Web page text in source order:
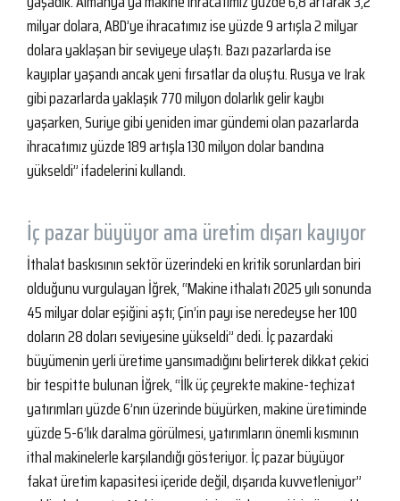
milyar dolara, ABD’ye ihracatımız ise yüzde 9 artışla 2 milyar
dolara yaklaşan bir seviyeye ulaştı. Bazı pazarlarda ise
kayıplar yaşandı ancak yeni fırsatlar da oluştu. Rusya ve Irak
gibi pazarlarda yaklaşık 770 milyon dolarlık gelir kaybı
yaşarken, Suriye gibi yeniden imar gündemi olan pazarlarda
ihracatımız yüzde 189 artışla 130 milyon dolar bandına
yükseldi” ifadelerini kullandı.
İç pazar büyüyor ama üretim dışarı kayıyor
İthalat baskısının sektör üzerindeki en kritik sorunlardan biri
olduğunu vurgulayan İğrek, “Makine ithalatı 2025 yılı sonunda
45 milyar dolar eşiğini aştı; Çin’in payı ise neredeyse her 100
doların 28 doları seviyesine yükseldi” dedi. İç pazardaki
büyümenin yerli üretime yansımadığını belirterek dikkat çekici
bir tespitte bulunan İğrek, “İlk üç çeyrekte makine-teçhizat
yatırımları yüzde 6’nın üzerinde büyürken, makine üretiminde
yüzde 5-6’lık daralma görülmesi, yatırımların önemli kısmının
ithal makinelerle karşılandığı gösteriyor. İç pazar büyüyor
fakat üretim kapasitesi içeride değil, dışarıda kuvvetleniyor”